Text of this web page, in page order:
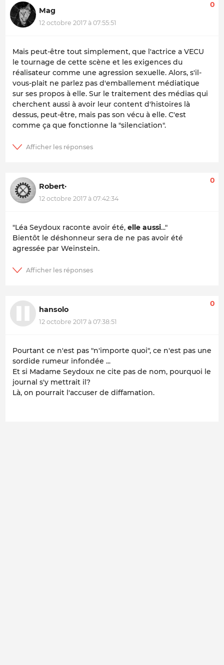
Mag
12 octobre 2017 à 07:55:51
0
Mais peut-être tout simplement, que l'actrice a VECU
le tournage de cette scène et les exigences du
réalisateur comme une agression sexuelle. Alors, s'il-
vous-plait ne parlez pas d'emballement médiatique
sur ses propos à elle. Sur le traitement des médias qui
cherchent aussi à avoir leur content d'histoires là
dessus, peut-être, mais pas son vécu à elle. C'est
comme ça que fonctionne la "silenciation".
Robert·
12 octobre 2017 à 07:42:34
0
"Léa Seydoux raconte avoir été, elle aussi..."
Bientôt le déshonneur sera de ne pas avoir été
agressée par Weinstein.
hansolo
12 octobre 2017 à 07:38:51
0
Pourtant ce n'est pas "n'importe quoi", ce n'est pas une
sordide rumeur infondée ...
Et si Madame Seydoux ne cite pas de nom, pourquoi le
journal s'y mettrait il?
Là, on pourrait l'accuser de diffamation.